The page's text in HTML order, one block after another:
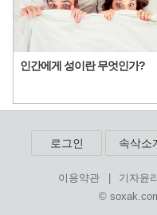
인간에게 성이란 무엇인가?
로그인 속삭소
이용약관 기자윤
©